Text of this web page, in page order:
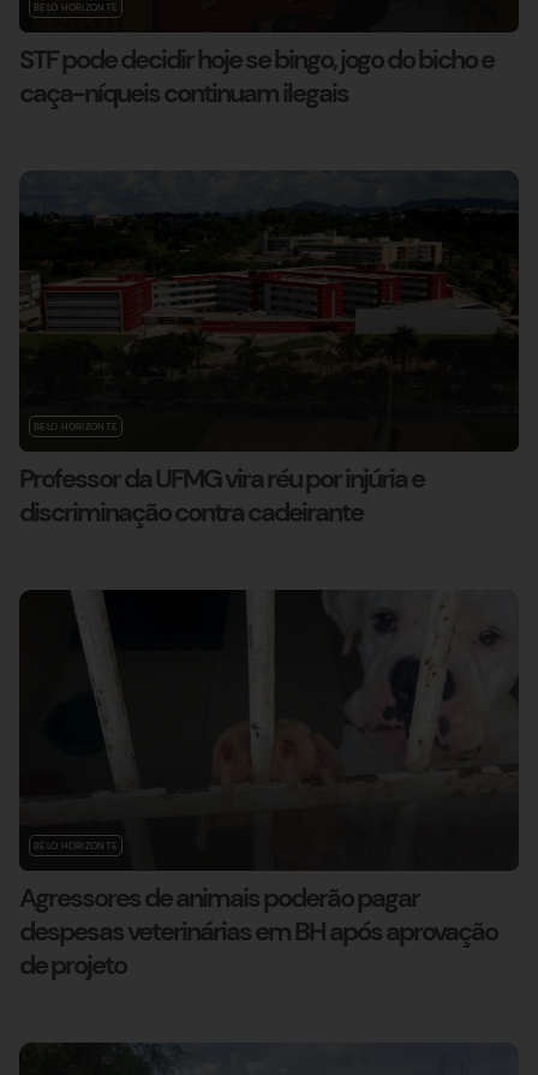
BELO HORIZONTE
STF pode decidir hoje se bingo, jogo do bicho e
caça-níqueis continuam ilegais
BELO HORIZONTE
Professor da UFMG vira réu por injúria e
discriminação contra cadeirante
BELO HORIZONTE
Agressores de animais poderão pagar
despesas veterinárias em BH após aprovação
de projeto